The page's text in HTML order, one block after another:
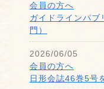
会員の方へ
ガイドラインパブ
門）
2026/06/05
会員の方へ
日形会誌46巻5号